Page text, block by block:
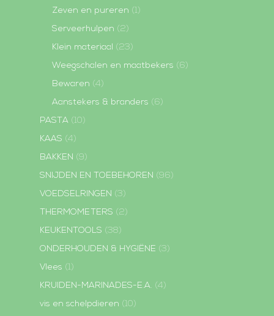
Zeven en pureren (1)
Serveerhulpen (2)
Klein materiaal (23)
Weegschalen en maatbekers (6)
Bewaren (4)
Aanstekers & branders (6)
PASTA (10)
KAAS (4)
BAKKEN (9)
SNIJDEN EN TOEBEHOREN (96)
VOEDSELRINGEN (3)
THERMOMETERS (2)
KEUKENTOOLS (38)
ONDERHOUDEN & HYGIËNE (3)
Vlees (1)
KRUIDEN-MARINADES-E.A. (4)
vis en schelpdieren (10)